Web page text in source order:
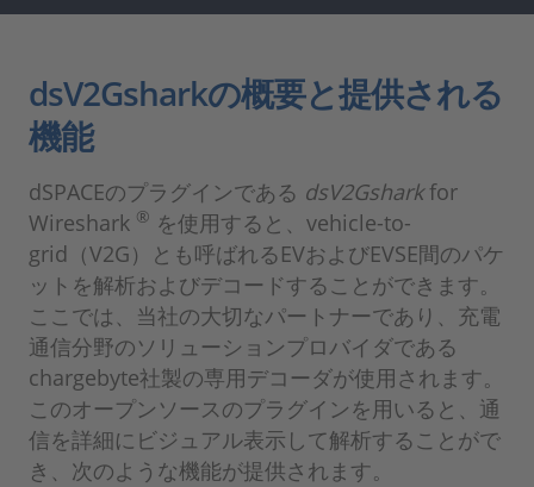
dsV2Gsharkの概要と提供される
機能
dSPACEのプラグインである dsV2Gsharkfor
Wireshark ® を使用すると、vehicle-to-
grid（V2G）とも呼ばれるEVおよびEVSE間のパケ
ットを解析およびデコードすることができます。
ここでは、当社の大切なパートナーであり、充電
通信分野のソリューションプロバイダである
chargebyte社製の専用デコーダが使用されます。
このオープンソースのプラグインを用いると、通
信を詳細にビジュアル表示して解析することがで
き、次のような機能が提供されます。